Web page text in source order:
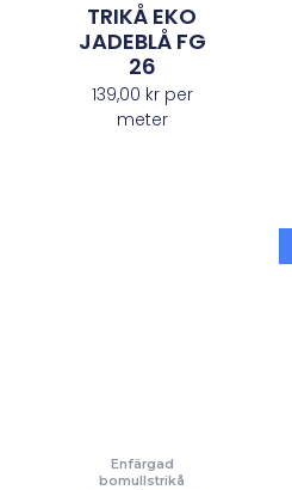
TRIKÅ EKO
JADEBLÅ FG
26
139,00 krper
meter
Enfärgad
bomullstrikå